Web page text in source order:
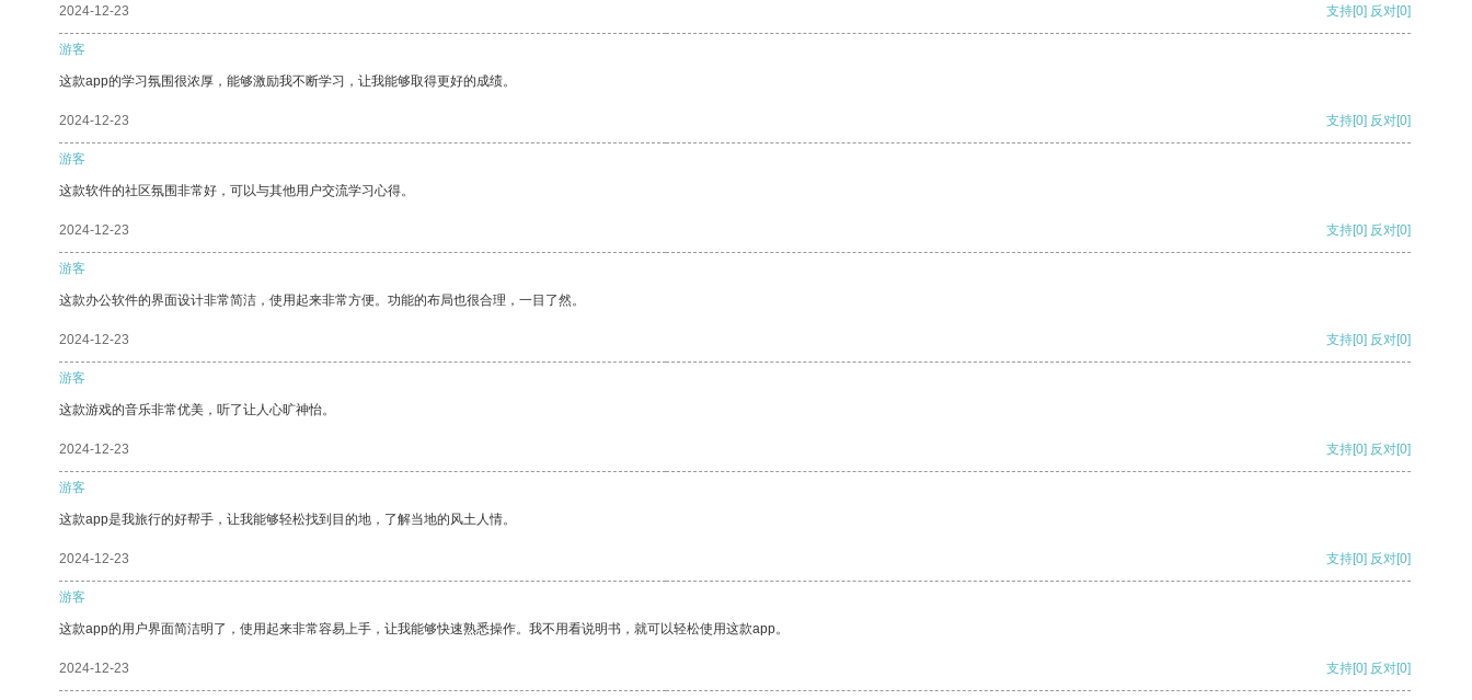
2024-12-23 支持[0] 反对[0]
游客
这款app的学习氛围很浓厚，能够激励我不断学习，让我能够取得更好的成绩。
2024-12-23 支持[0] 反对[0]
游客
这款软件的社区氛围非常好，可以与其他用户交流学习心得。
2024-12-23 支持[0] 反对[0]
游客
这款办公软件的界面设计非常简洁，使用起来非常方便。功能的布局也很合理，一目了然。
2024-12-23 支持[0] 反对[0]
游客
这款游戏的音乐非常优美，听了让人心旷神怡。
2024-12-23 支持[0] 反对[0]
游客
这款app是我旅行的好帮手，让我能够轻松找到目的地，了解当地的风土人情。
2024-12-23 支持[0] 反对[0]
游客
这款app的用户界面简洁明了，使用起来非常容易上手，让我能够快速熟悉操作。我不用看说明书，就可以轻松使用这款app。
2024-12-23 支持[0] 反对[0]